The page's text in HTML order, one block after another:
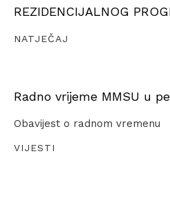
REZIDENCIJALNOG
NATJEČAJ
Radno vrijeme MMSU u
Obavijest o radnom vremenu
VIJESTI